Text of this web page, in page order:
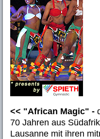
<< "African Magic" -
70 Jahren aus
Lausanne mit ihren